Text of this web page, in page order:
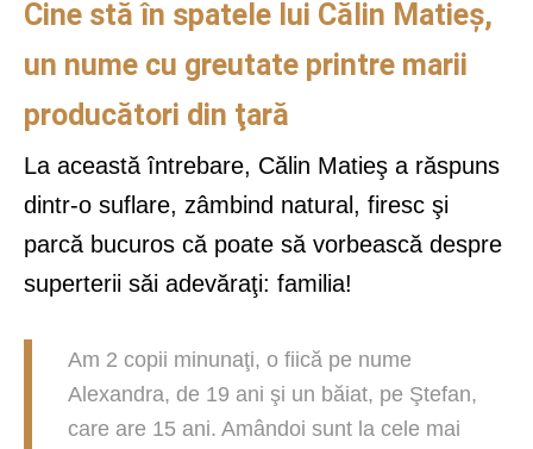
Cine stă în spatele lui Călin Matieş,
un nume cu greutate printre marii
producători din ţară
La această întrebare, Călin Matieş a răspuns
dintr-o suflare, zâmbind natural, firesc şi
parcă bucuros că poate să vorbească despre
superterii săi adevăraţi: familia!
Am 2 copii minunaţi, o fiică pe nume
Alexandra, de 19 ani şi un băiat, pe Ştefan,
care are 15 ani. Amândoi sunt la cele mai